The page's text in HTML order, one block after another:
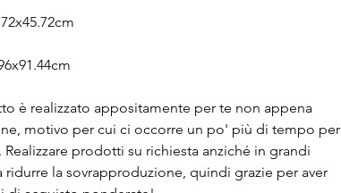
è realizzato appositamente per te non appena
motivo per cui ci occorre un po' più di tempo per
prodotti su richiesta anziché in grandi
ridurre la sovrapproduzione, quindi grazie per aver